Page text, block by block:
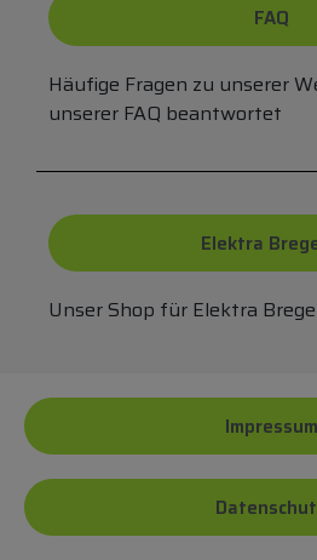
FAQ
Häufige Fragen zu unserer
unserer FAQ beantwortet
Elektra
Unser Shop für Elektra
Impressum